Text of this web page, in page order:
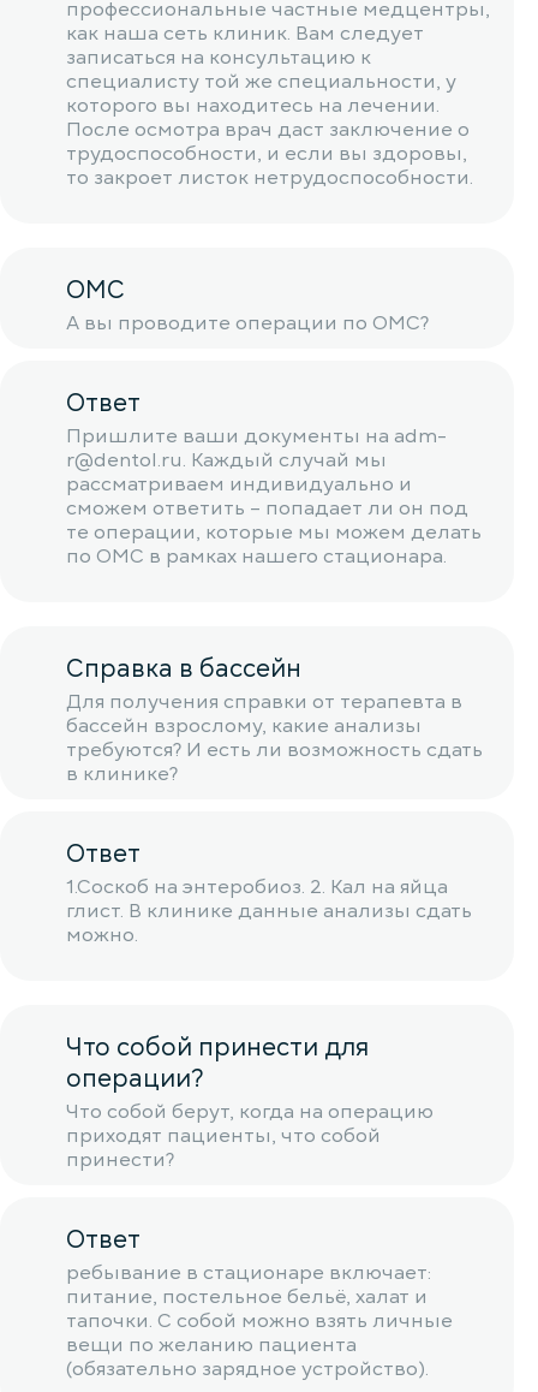
профессиональные частные медцентры,
как наша сеть клиник. Вам следует
записаться на консультацию к
специалисту той же специальности, у
которого вы находитесь на лечении.
После осмотра врач даст заключение о
трудоспособности, и если вы здоровы,
то закроет листок нетрудоспособности.
ОМС
А вы проводите операции по ОМС?
Ответ
Пришлите ваши документы на adm-
r@dentol.ru. Каждый случай мы
рассматриваем индивидуально и
сможем ответить – попадает ли он под
те операции, которые мы можем делать
по ОМС в рамках нашего стационара.
Справка в бассейн
Для получения справки от терапевта в
бассейн взрослому, какие анализы
требуются? И есть ли возможность сдать
в клинике?
Ответ
1.Соскоб на энтеробиоз. 2. Кал на яйца
глист. В клинике данные анализы сдать
можно.
Что собой принести для
операции?
Что собой берут, когда на операцию
приходят пациенты, что собой
принести?
Ответ
ребывание в стационаре включает:
питание, постельное бельё, халат и
тапочки. С собой можно взять личные
вещи по желанию пациента
(обязательно зарядное устройство).